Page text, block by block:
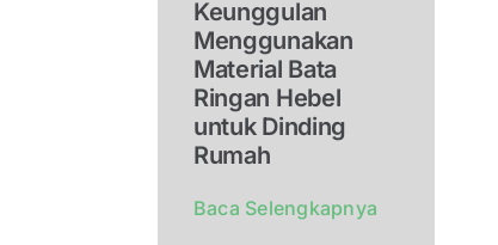
Keunggulan
Menggunakan
Material Bata
Ringan Hebel
untuk Dinding
Rumah
Baca Selengkapnya